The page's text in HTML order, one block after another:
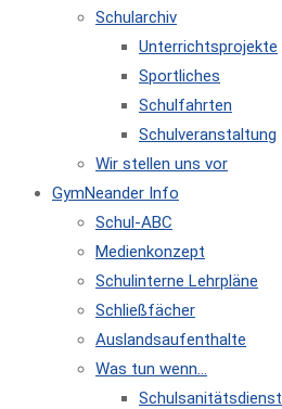
Schularchiv
Unterrichtsprojekte
Sportliches
Schulfahrten
Schulveranstaltung
Wir stellen uns vor
GymNeander Info
Schul-ABC
Medienkonzept
Schulinterne Lehrpläne
Schließfächer
Auslandsaufenthalte
Was tun wenn…
Schulsanitätsdienst